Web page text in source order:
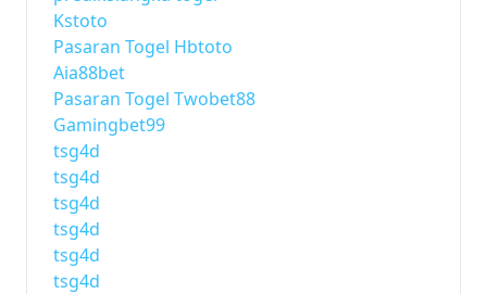
Kstoto
Pasaran Togel Hbtoto
Aia88bet
Pasaran Togel Twobet88
Gamingbet99
tsg4d
tsg4d
tsg4d
tsg4d
tsg4d
tsg4d